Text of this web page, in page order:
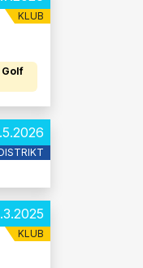
KLUB
Golf
KLUB